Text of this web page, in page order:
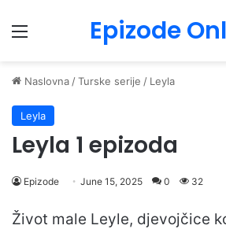
Menu Epizode
Naslovna /Turske serije / Leyla
Leyla
Leyla 1 epizoda
Epizode June 15, 2025 0 32
Život male Leyle, djevojčice